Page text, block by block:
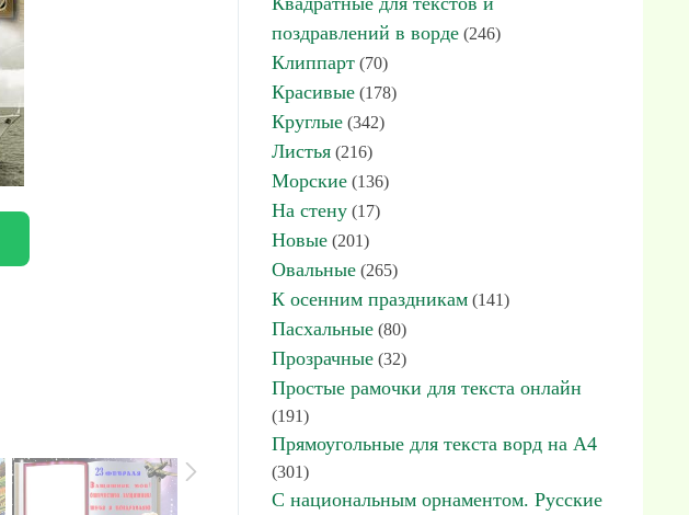
поздравлений в ворде (246)
Клиппарт (70)
Красивые (178)
Круглые (342)
Листья (216)
Морские (136)
На стену (17)
Новые (201)
Овальные (265)
К осенним праздникам (141)
Пасхальные (80)
Прозрачные (32)
Простые рамочки для текста онлайн
(191)
Прямоугольные для текста ворд на А4
(301)
С национальным орнаментом. Русские